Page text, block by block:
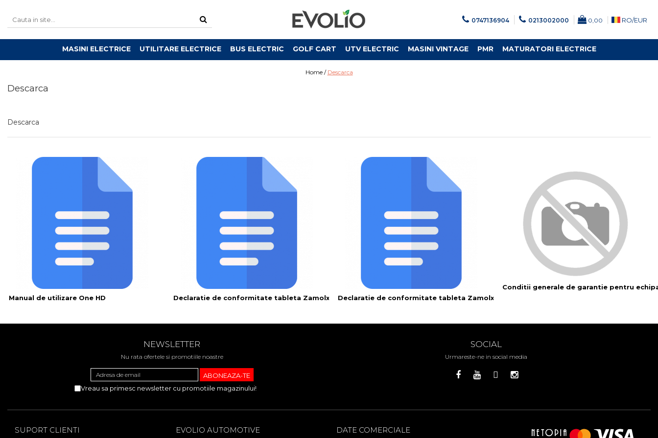
0747136904 0213002000 0,00 RO/EUR
MASINI ELECTRICE UTILITARE ELECTRICE BUS ELECTRIC GOLF CART UTV ELECTRIC MASINI VINTAGE PMR MATURATORI ELECTRICE
Home / Descarca
Descarca
Descarca
Manual de utilizare One HD Declaratie de conformitate tableta Zamolxe TABDeclaratie de conformitate tableta Zamolxe TAB PRO
Conditii generale de garantie pentru
NEWSLETTER
Nu rata ofertele si promotiile noastre
Vreau sa primesc newsletter cu promotiile magazinului!
SOCIAL
Urmareste-ne in social media
SUPORT CLIENTI EVOLIO AUTOMOTIVE DATE COMERCIALE